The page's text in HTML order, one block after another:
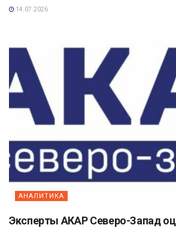
14.07.2026
АНАЛИТИКА
Эксперты АКАР Северо-Запад